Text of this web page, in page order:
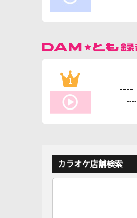
1
----
----
カラオケ店舗検索